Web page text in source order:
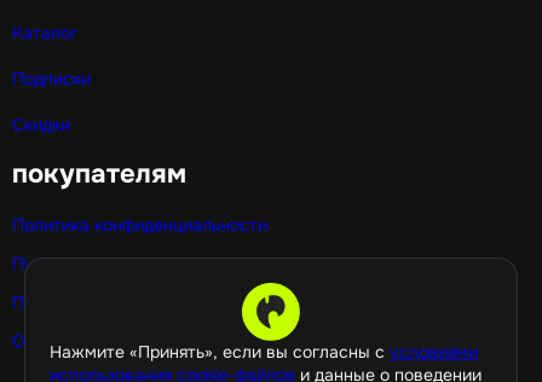
Нажмите «Принять», если вы согласны с условиями
использования cookie-файлов и данные о поведении
Каталог
Подписки
Скидки
покупателям
Политика конфиденциальности
Публичная оферта
Политика использования cookie
Оптовые покупки